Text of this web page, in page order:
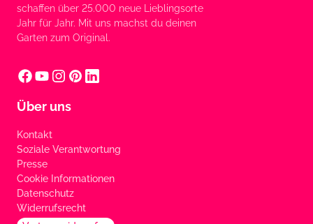
schaffen über 25.000 neue Lieblingsorte
Jahr für Jahr. Mit uns machst du deinen
Garten zum Original.
Über uns
Kontakt
Soziale Verantwortung
Presse
Cookie Informationen
Datenschutz
Widerrufsrecht